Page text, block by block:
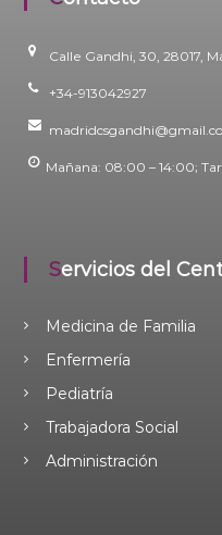
Calle Gandhi, 30, 28017,
+34-913042927
Mañana: 08:00 – 14:00;
Servicios del
Medicina de Familia
Enfermería
Pediatría
Trabajadora Social
Administración